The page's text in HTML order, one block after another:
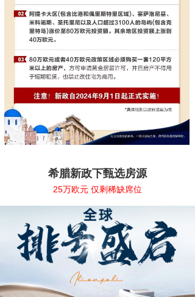
希腊新政下甄选房源
25万欧元 仅剩稀缺席位
希腊项目优势
“绿卡+房卡” 双赢组合